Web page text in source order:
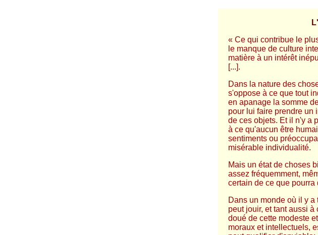
« Ce qui contribue le
le manque de culture
matière à un intérêt
[...].
Dans la nature des
s'oppose à ce que tout
en apanage la somme
pour lui faire prendre un
de ces objets. Et il n'y a
à ce qu'aucun être
sentiments ou
misérable individualité.
Mais un état de choses
assez fréquemment,
certain de ce que pourra
Dans un monde où il y a
peut jouir, et tant aussi
doué de cette modeste
moraux et intellectuels,